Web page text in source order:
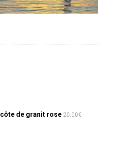
de granit rose 20.00€